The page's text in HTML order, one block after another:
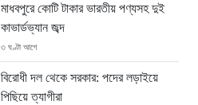
মাধবপুরে কোটি টাকার ভারতীয় পণ্যসহ দুই
কাভার্ডভ্যান জব্দ
৩ ঘণ্টা আগে
বিরোধী দল থেকে সরকার: পদের লড়াইয়ে
পিছিয়ে ত্যাগীরা